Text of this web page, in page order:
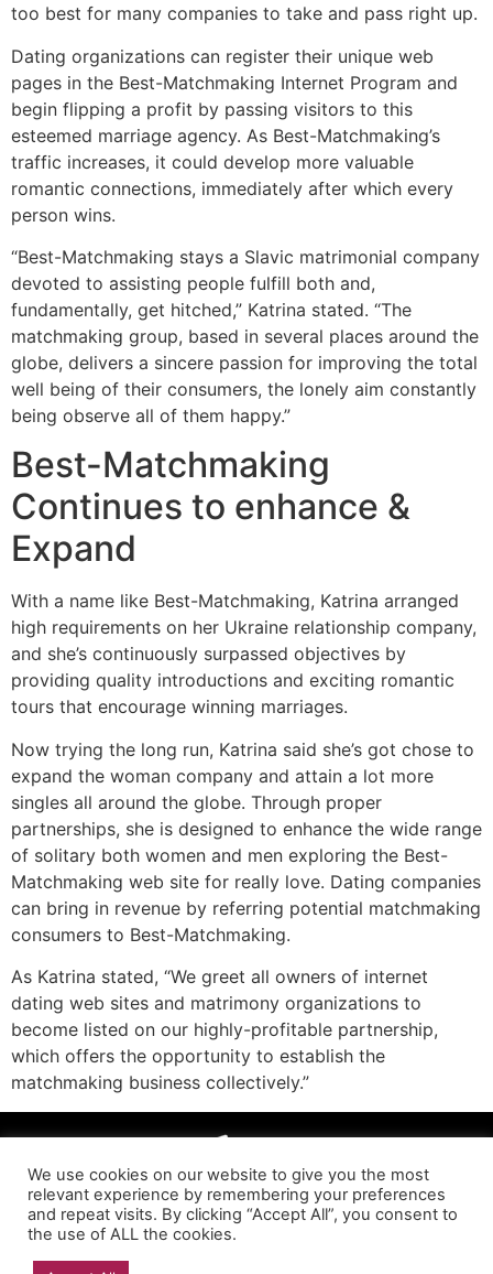
too best for many companies to take and pass right up.
Dating organizations can register their unique web
pages in the Best-Matchmaking Internet Program and
begin flipping a profit by passing visitors to this
esteemed marriage agency. As Best-Matchmaking’s
traffic increases, it could develop more valuable
romantic connections, immediately after which every
person wins.
“Best-Matchmaking stays a Slavic matrimonial company
devoted to assisting people fulfill both and,
fundamentally, get hitched,” Katrina stated. “The
matchmaking group, based in several places around the
globe, delivers a sincere passion for improving the total
well being of their consumers, the lonely aim constantly
being observe all of them happy.”
Best-Matchmaking
Continues to enhance &
Expand
With a name like Best-Matchmaking, Katrina arranged
high requirements on her Ukraine relationship company,
and she’s continuously surpassed objectives by
providing quality introductions and exciting romantic
tours that encourage winning marriages.
Now trying the long run, Katrina said she’s got chose to
expand the woman company and attain a lot more
singles all around the globe. Through proper
partnerships, she is designed to enhance the wide range
of solitary both women and men exploring the Best-
Matchmaking web site for really love. Dating companies
can bring in revenue by referring potential matchmaking
consumers to Best-Matchmaking.
As Katrina stated, “We greet all owners of internet
dating web sites and matrimony organizations to
become listed on our highly-profitable partnership,
which offers the opportunity to establish the
matchmaking business collectively.”
We use cookies on our website to give you the most
relevant experience by remembering your preferences
and repeat visits. By clicking “Accept All”, you consent to
the use of ALL the cookies.